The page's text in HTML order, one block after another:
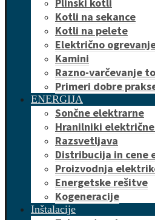
Kotli na sekance
Kotli na pelete
Električno
Kamini
Razno-varčevanje
Primeri dobre
ENERGIJA
Sončne elektrarne
Hranilniki
Razsvetljava
Distribucija in cene
Proizvodnja
Energetske rešitve
Kogeneracije
Inštalacije